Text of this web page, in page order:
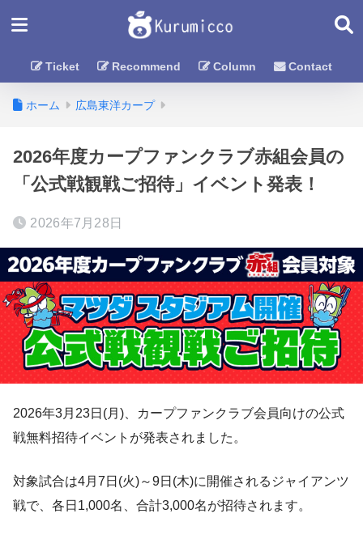
Ticket Recommend Column Contact
ホーム 広島東洋カープ
2026年度カープファンクラブ赤組会員の
「公式戦観戦ご招待」イベント発表！
2026年7月28日
2026年3月23日(月)、カープファンクラブ会員向けの公式
戦無料招待イベントが発表されました。
対象試合は4月7日(火)～9日(木)に開催されるジャイアンツ
戦で、各日1,000名、合計3,000名が招待されます。